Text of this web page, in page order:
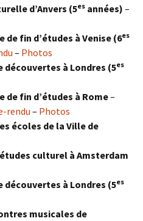
d’Anvers (5es années) –
de fin d’études à Venise (6es
– Photos
découvertes à Londres (5es
de fin d’études à Rome–
rendu – Photos
écoles de la Ville de
culturel à Amsterdam
découvertes à Londres (5es
musicales de